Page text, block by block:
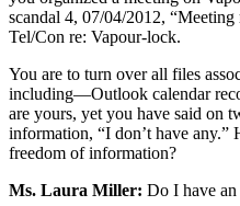
scandal 4, 07/04/2012,
Tel/Con re: Vapour-lock.
You are to turn over all files
including—Outlook calendar
are yours, yet you have said on
information, “I don’t have
freedom of information?
Ms. Laura Miller: Do I have